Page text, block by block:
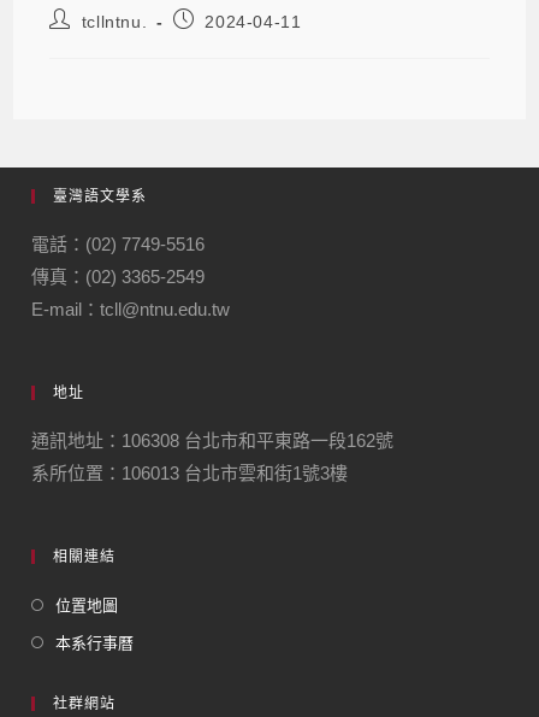
tcllntnu. 2024-04-11
臺灣語文學系
電話：(02) 7749-5516
傳真：(02) 3365-2549
E-mail：tcll@ntnu.edu.tw
地址
通訊地址：106308 台北市和平東路一段162號
系所位置：106013 台北市雲和街1號3樓
相關連結
位置地圖
本系行事曆
社群網站